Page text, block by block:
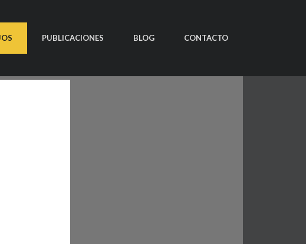
PUBLICACIONES BLOG CONTACTO